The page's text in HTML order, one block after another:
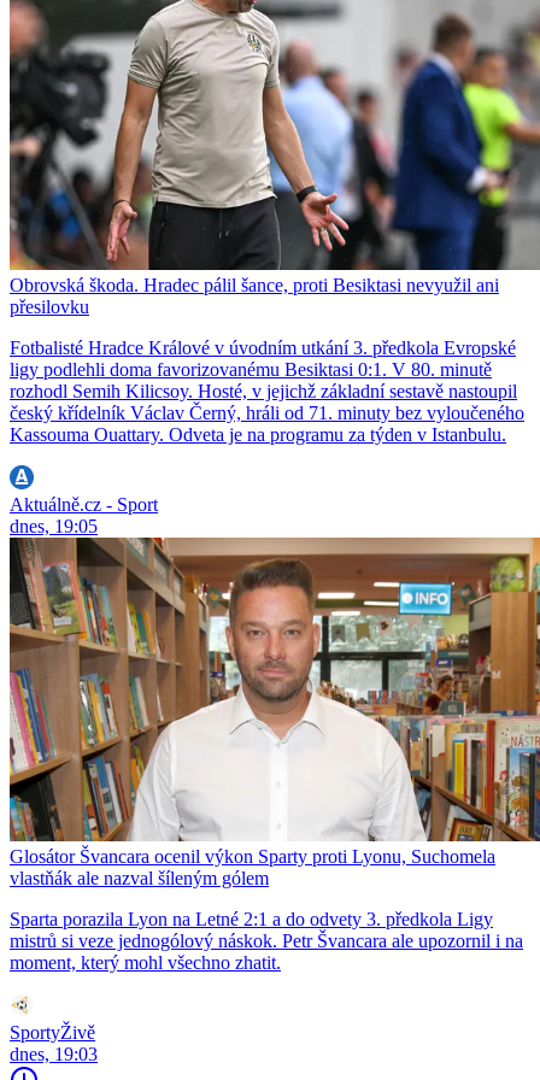
Obrovská škoda. Hradec pálil šance, proti Besiktasi nevyužil ani
přesilovku
Fotbalisté Hradce Králové v úvodním utkání 3. předkola Evropské
ligy podlehli doma favorizovanému Besiktasi 0:1. V 80. minutě
rozhodl Semih Kilicsoy. Hosté, v jejichž základní sestavě nastoupil
český křídelník Václav Černý, hráli od 71. minuty bez vyloučeného
Kassouma Ouattary. Odveta je na programu za týden v Istanbulu.
Aktuálně.cz - Sport
dnes, 19:05
Glosátor Švancara ocenil výkon Sparty proti Lyonu, Suchomela
vlastňák ale nazval šíleným gólem
Sparta porazila Lyon na Letné 2:1 a do odvety 3. předkola Ligy
mistrů si veze jednogólový náskok. Petr Švancara ale upozornil i na
moment, který mohl všechno zhatit.
SportyŽivě
dnes, 19:03